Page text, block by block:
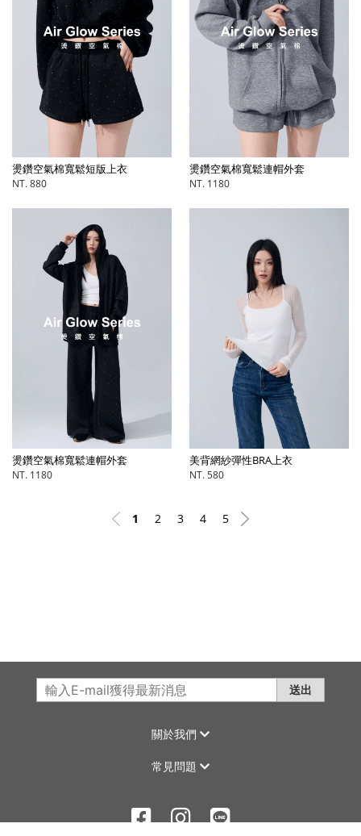
燙鑽空氣棉寬鬆短版上衣
NT. 880
燙鑽空氣棉寬鬆連帽外套
NT. 1180
燙鑽空氣棉寬鬆連帽外套
NT. 1180
美背網紗彈性BRA上衣
NT. 580
1 2 3 4 5
送出
關於我們
常見問題